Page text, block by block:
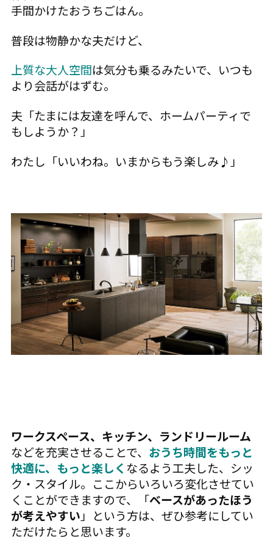
手間かけたおうちごはん。
普段は物静かな夫だけど、
上質な大人空間は気分も乗るみたいで、いつも
より会話がはずむ。
夫「たまには友達を呼んで、ホームパーティで
もしようか？」
わたし「いいわね。いまからもう楽しみ♪」
ワークスペース、キッチン、ランドリールーム
などを充実させることで、 おうち時間をもっと
快適に、もっと楽しく なるよう工夫した、シッ
ク・スタイル。ここからいろいろ変化させてい
くことができますので、「ベースがあったほう
が考えやすい 」という方は、ぜひ参考にしてい
ただけたらと思います。